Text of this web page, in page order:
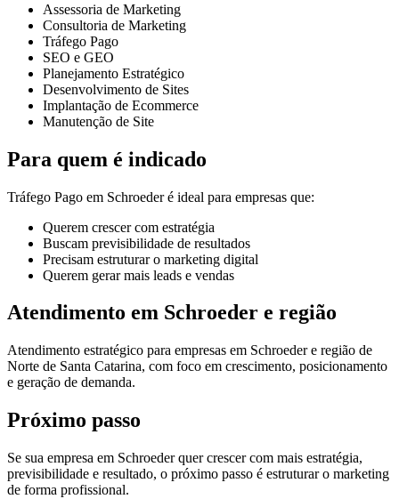
Assessoria de Marketing
Consultoria de Marketing
Tráfego Pago
SEO e GEO
Planejamento Estratégico
Desenvolvimento de Sites
Implantação de Ecommerce
Manutenção de Site
Para quem é indicado
Tráfego Pago em Schroeder é ideal para empresas que:
Querem crescer com estratégia
Buscam previsibilidade de resultados
Precisam estruturar o marketing digital
Querem gerar mais leads e vendas
Atendimento em Schroeder e região
Atendimento estratégico para empresas em Schroeder e região de
Norte de Santa Catarina, com foco em crescimento, posicionamento
e geração de demanda.
Próximo passo
Se sua empresa em Schroeder quer crescer com mais estratégia,
previsibilidade e resultado, o próximo passo é estruturar o marketing
de forma profissional.